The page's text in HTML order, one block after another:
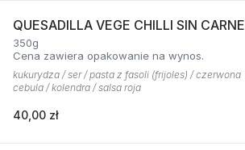
QUESADILLA VEGE CHILLI SIN CARNE
350g
Cena zawiera opakowanie na wynos.
kukurydza / ser / pasta z fasoli (frijoles) / czerwona
cebula / kolendra / salsa roja
40,00 zł